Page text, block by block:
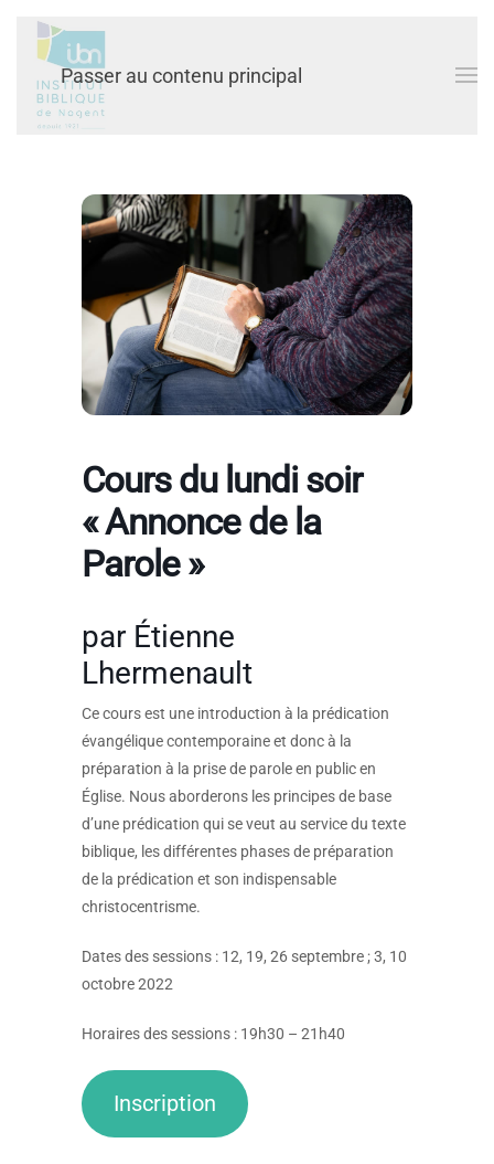
Passer au contenu principal
Cours du lundi soir
« Annonce de la
Parole »
par Étienne
Lhermenault
Ce cours est une introduction à la prédication
évangélique contemporaine et donc à la
préparation à la prise de parole en public en
Église. Nous aborderons les principes de base
d’une prédication qui se veut au service du texte
biblique, les différentes phases de préparation
de la prédication et son indispensable
christocentrisme.
Dates des sessions : 12, 19, 26 septembre ; 3, 10
octobre 2022
Horaires des sessions : 19h30 – 21h40
Inscription